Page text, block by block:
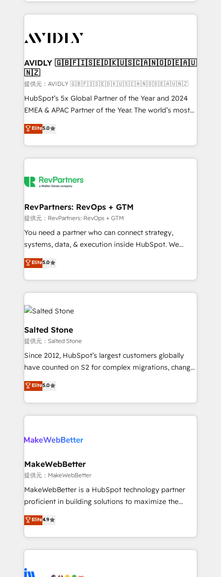
the operational foundation companies need to
Healthcare - Financial Services - Managed IT (MSP) -
we help: ✔️ Full HubSpot implementations and portal
optimization ✔️ Data migrations, CRM architecture,
and reporting foundations ✔️ Custom integrations
and workflow automation ✔️ User adoption
programs, training, and enablement Through project-
partnerships, we guide organizations through the
revenue maturity model - delivering the right
grows.
AVIDLY 🇬🇧🇫🇮🇸🇪🇩🇰🇺🇸🇨🇦🇳🇴🇩🇪🇦🇺
🇳🇿
提供元：AVIDLY 🇬🇧🇫🇮🇸🇪🇩🇰🇺🇸🇨🇦🇳🇴🇩🇪🇦🇺🇳🇿
HubSpot’s 5x Global Partner of the Year and 2024
EMEA & APAC Partner of the Year. The world’s most
experienced and fully accredited HubSpot Solutions
Partner. 🚀 With 2,750+ HubSpot projects delivered
and 370+ specialists across EMEA, APAC and NAM,
we de-risk complex CRM programmes and
multi-region migrations to AI-powered automation,
scale. 🏆 HubSpot’s CEO called us “the partner of the
future.” Others agree it is proof of trust built through
measurable impact.
Elite5.0
RevPartners: RevOps + GTM
提供元：RevPartners: RevOps + GTM
You need a partner who can connect strategy,
systems, data, & execution inside HubSpot. We
bridge the gap where most agencies fall short by
combining GTM strategy with technical execution to
solve the right problem with the right solution. As the
only firm in the world to hold Elite Partner
Accreditations with both HubSpot and Clay, our
clients gain a unique advantage in CRM architecture,
pipeline generation, data intelligence, and go-to-
market execution. Why B2B Businesses Choose RP: -
Secure: Soc2 compliant 🛡️ - Pricing: Implementations
starting at $1,5k 💵 - Speed: Launch in 14 days ⚡ -
Scale: Fastest tiering Elite HubSpot Partner 🪴 -
technical agency for a growth problem. Hire a
Elite5.0
Salted Stone
提供元：Salted Stone
Since 2012, HubSpot’s largest customers globally
have counted on S2 for complex migrations, change
management, systems integration, and creative
solutions that deliver measurable impact and
transform brand experiences As one of the few full-
service creative agencies in the HubSpot
winning design to build scalable, globally
marketing campaigns, & RevOps frameworks that
fuel long-term success We connect the entire
customer lifecycle through seamless integrations,
ensure long-term adoption with change-
and service to drive sustainable growth With 6 key
HubSpot accreditations and experience across
teams has worked with clients just like you Let’s
Elite5.0
MakeWebBetter
提供元：MakeWebBetter
MakeWebBetter is a HubSpot technology partner
proficient in building solutions to maximize the
operational efficiency of HubSpot. The fastest-
growing tech-enabler & facilitator, MakeWebBetter,
hands you the blend of HubSpot expertise &
eminent solutions & integrations. Trust us to
Elite Partners with 10+ years of HubSpot experience
Elite4.9